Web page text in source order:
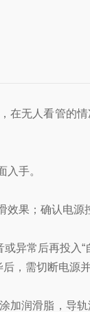
无人看管的
手。
果；确认电源
常后再投入
，需切断电源
润滑脂，导